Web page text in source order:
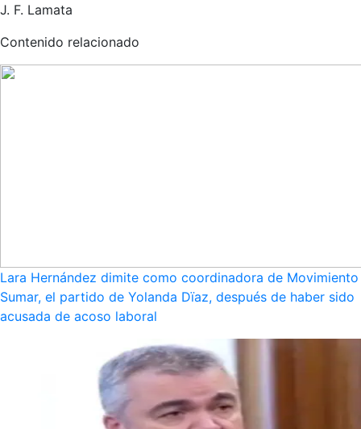
J. F. Lamata
Contenido relacionado
Lara Hernández dimite como coordinadora de Movimiento
Sumar, el partido de Yolanda Dïaz, después de haber sido
acusada de acoso laboral